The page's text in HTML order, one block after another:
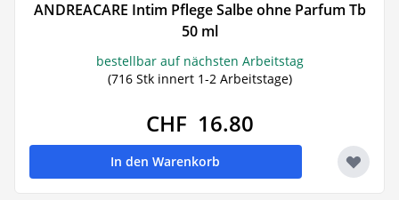
ANDREACARE Intim Pflege Salbe ohne Parfum Tb
50 ml
bestellbar auf nächsten Arbeitstag
(716 Stk innert 1-2 Arbeitstage)
CHF 16.80
In den Warenkorb